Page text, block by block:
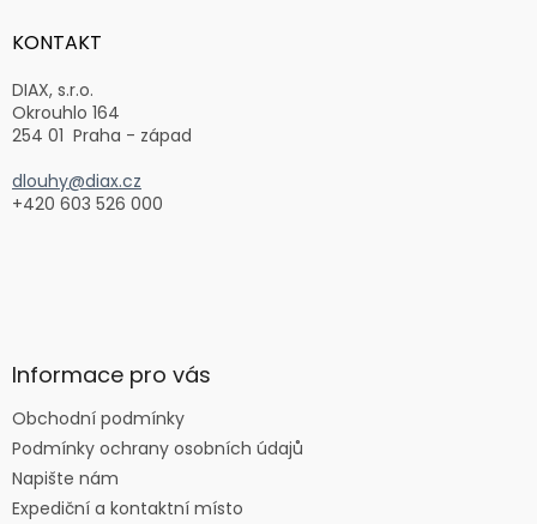
aKONTAKT
DIAX, s.r.o.
Okrouhlo 164
254 01 Praha - západ
dlouhy@diax.cz
+420 603 526 000
Informace pro vás
Obchodní podmínky
Podmínky ochrany osobních údajů
Napište nám
Expediční a kontaktní místo